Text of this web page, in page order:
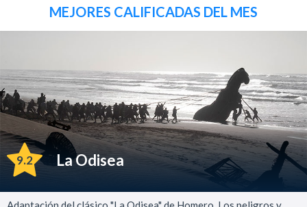
MEJORES CALIFICADAS DEL MES
9.2 La Odisea